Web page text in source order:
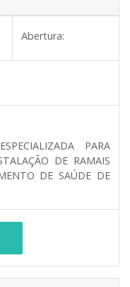
Abertura:
PARA
DE RAMAIS
DE SAÚDE DE